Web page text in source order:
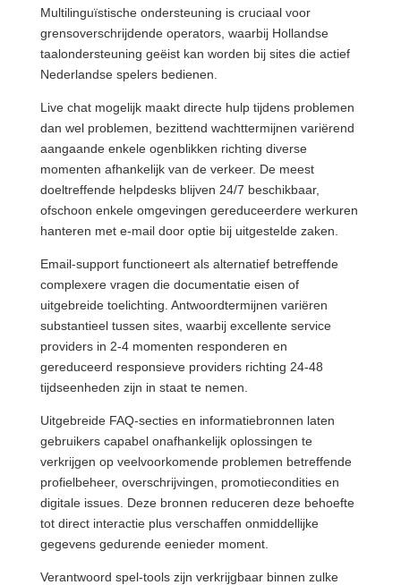
Multilinguïstische ondersteuning is cruciaal voor
grensoverschrijdende operators, waarbij Hollandse
taalondersteuning geëist kan worden bij sites die actief
Nederlandse spelers bedienen.
Live chat mogelijk maakt directe hulp tijdens problemen
dan wel problemen, bezittend wachttermijnen variërend
aangaande enkele ogenblikken richting diverse
momenten afhankelijk van de verkeer. De meest
doeltreffende helpdesks blijven 24/7 beschikbaar,
ofschoon enkele omgevingen gereduceerdere werkuren
hanteren met e-mail door optie bij uitgestelde zaken.
Email-support functioneert als alternatief betreffende
complexere vragen die documentatie eisen of
uitgebreide toelichting. Antwoordtermijnen variëren
substantieel tussen sites, waarbij excellente service
providers in 2-4 momenten responderen en
gereduceerd responsieve providers richting 24-48
tijdseenheden zijn in staat te nemen.
Uitgebreide FAQ-secties en informatiebronnen laten
gebruikers capabel onafhankelijk oplossingen te
verkrijgen op veelvoorkomende problemen betreffende
profielbeheer, overschrijvingen, promotiecondities en
digitale issues. Deze bronnen reduceren deze behoefte
tot direct interactie plus verschaffen onmiddellijke
gegevens gedurende eenieder moment.
Verantwoord spel-tools zijn verkrijgbaar binnen zulke